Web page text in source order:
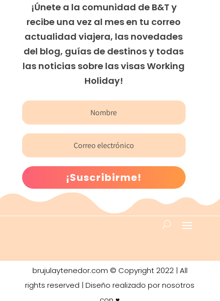
¡Únete a la comunidad de B&T y
recibe una vez al mes en tu correo
actualidad viajera, las novedades
del blog, guías de destinos y todas
las noticias sobre las visas Working
Holiday!
¡Suscribirme!
brujulaytenedor.com © Copyright 2022 | All
rights reserved | Diseño realizado por nosotros